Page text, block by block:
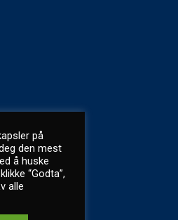
på
den mest
å huske
“Godta”,
alle